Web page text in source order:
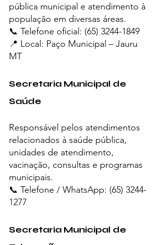
pública municipal e atendimento à
população em diversas áreas.
📞 Telefone oficial: (65) 3244-1849
📍 Local: Paço Municipal – Jauru
MT
Secretaria Municipal de
Saúde
Responsável pelos atendimentos
relacionados à saúde pública,
unidades de atendimento,
vacinação, consultas e programas
municipais.
📞 Telefone / WhatsApp: (65) 3244-
1277
Secretaria Municipal de